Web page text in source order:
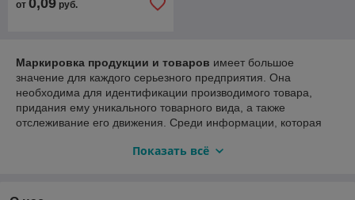
от 0,09 руб.
Маркировка продукции и товаров имеет большое
значение для каждого серьезного предприятия. Она
необходима для идентификации производимого товара,
придания ему уникального товарного вида, а также
отслеживание его движения. Среди информации, которая
изготовления, ограничения при использовании товара,
Показать всё